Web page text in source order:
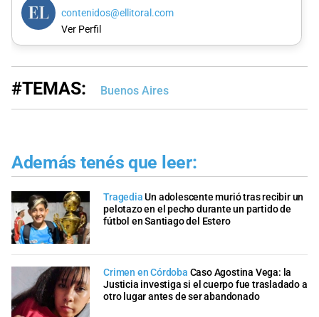
contenidos@ellitoral.com
Ver Perfil
#TEMAS: Buenos Aires
Además tenés que leer:
Tragedia Un adolescente murió tras recibir un
pelotazo en el pecho durante un partido de
fútbol en Santiago del Estero
Crimen en Córdoba Caso Agostina Vega: la
Justicia investiga si el cuerpo fue trasladado a
otro lugar antes de ser abandonado